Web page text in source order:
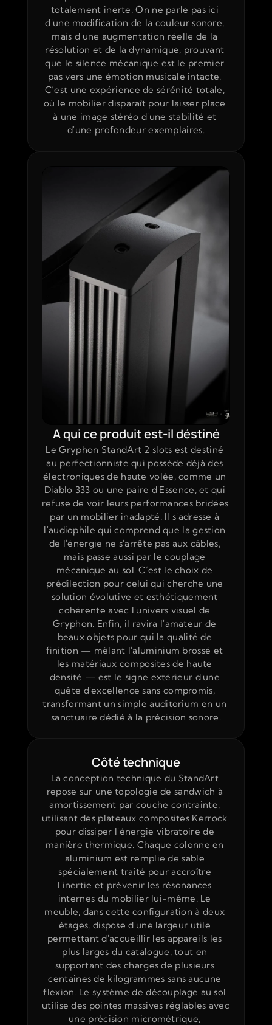
totalement inerte. On ne parle pas ici
d'une modification de la couleur sonore,
mais d'une augmentation réelle de la
résolution et de la dynamique, prouvant
que le silence mécanique est le premier
pas vers une émotion musicale intacte.
C’est une expérience de sérénité totale,
où le mobilier disparaît pour laisser place
à une image stéréo d'une stabilité et
d'une profondeur exemplaires.
Le Gryphon StandArt 2 slots est destiné
au perfectionniste qui possède déjà des
électroniques de haute volée, comme un
Diablo 333 ou une paire d'Essence, et qui
refuse de voir leurs performances bridées
par un mobilier inadapté. Il s'adresse à
l'audiophile qui comprend que la gestion
de l'énergie ne s'arrête pas aux câbles,
mais passe aussi par le couplage
mécanique au sol. C’est le choix de
prédilection pour celui qui cherche une
solution évolutive et esthétiquement
cohérente avec l'univers visuel de
Gryphon. Enfin, il ravira l'amateur de
beaux objets pour qui la qualité de
finition — mêlant l'aluminium brossé et
les matériaux composites de haute
densité — est le signe extérieur d'une
quête d'excellence sans compromis,
transformant un simple auditorium en un
sanctuaire dédié à la précision sonore.
A qui ce produit est-il déstiné
La conception technique du StandArt
repose sur une topologie de sandwich à
amortissement par couche contrainte,
utilisant des plateaux composites Kerrock
pour dissiper l'énergie vibratoire de
manière thermique. Chaque colonne en
aluminium est remplie de sable
spécialement traité pour accroître
l'inertie et prévenir les résonances
internes du mobilier lui-même. Le
meuble, dans cette configuration à deux
étages, dispose d'une largeur utile
permettant d'accueillir les appareils les
plus larges du catalogue, tout en
supportant des charges de plusieurs
centaines de kilogrammes sans aucune
flexion. Le système de découplage au sol
utilise des pointes massives réglables avec
une précision micrométrique,
Côté technique